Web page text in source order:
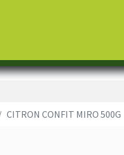
CITRON CONFIT MIRO 500G